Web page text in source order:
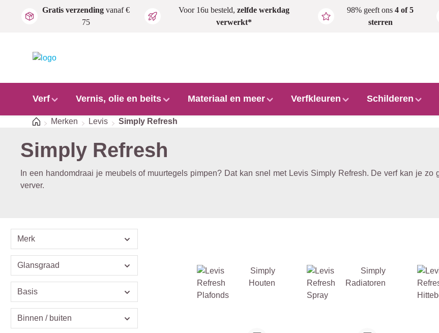
Ga naar de hoofdinhoud
Gratis verzendingvanaf €
75
Voor 16u besteld,zelfde werkdag
verwerkt*
98% geeft ons4 of 5
sterren
Verf Vernis, olie en beits Materiaal en meer Verfkleuren Schilderen
HomeMerken Levis Simply Refresh
Simply Refresh
In een handomdraai je meubels of muurtegels pimpen? Dat kan snel met Levis Simply Refresh. De verf kan je
verver.
Merk
Glansgraad
Basis
Binnen / buiten